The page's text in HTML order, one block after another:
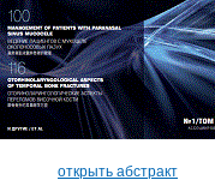
открыть абстракт